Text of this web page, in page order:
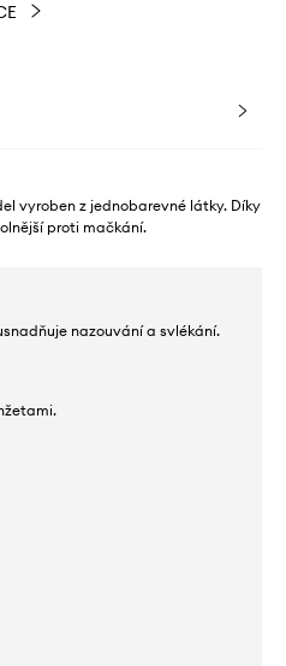
vyroben z jednobarevné látky. Díky
proti mačkání.
nazouvání a svlékání.